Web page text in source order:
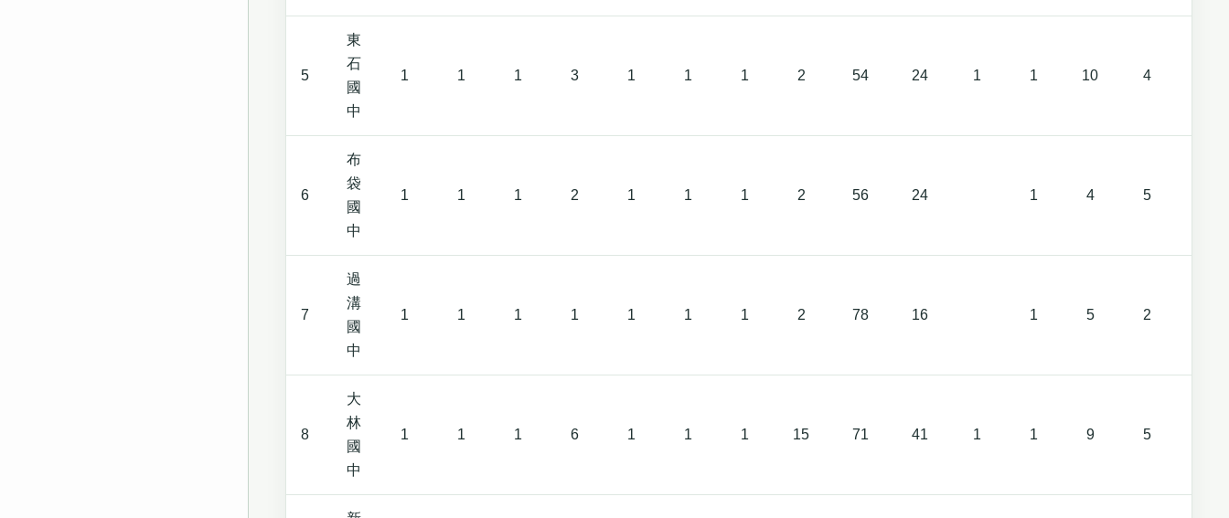
5
東
石
國
中
1 1 1 3 1 1 1 2 54 24 1 1 10 4
6
布
袋
國
中
1 1 1 2 1 1 1 2 56 24 1 4 5
7
過
溝
國
中
1 1 1 1 1 1 1 2 78 16 1 5 2
8
大
林
國
中
1 1 1 6 1 1 1 15 71 41 1 1 9 5